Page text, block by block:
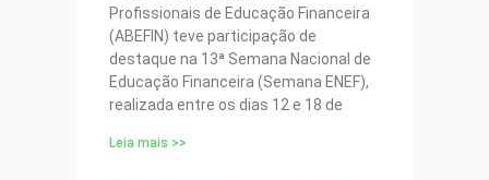
Profissionais de Educação Financeira
(ABEFIN) teve participação de
destaque na 13ª Semana Nacional de
Educação Financeira (Semana ENEF),
realizada entre os dias 12 e 18 de
Leia mais >>